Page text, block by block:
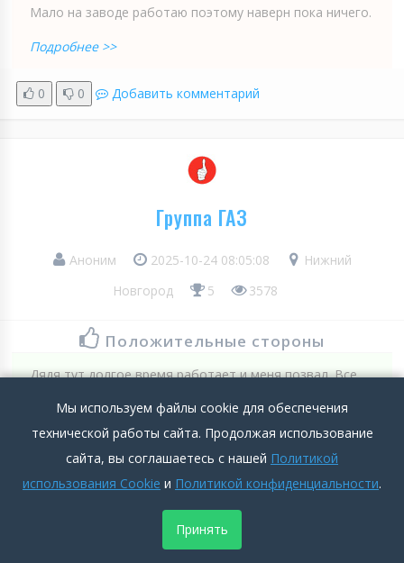
Мало на заводе работаю поэтому наверн пока ничего.
Подробнее >>
0 0 Добавить комментарий
Группа ГАЗ
Аноним 2025-10-24 08:05:08
Нижний
Новгород
5 3578
Положительные стороны
Дядя тут долгое время работает и меня позвал. Все
медосмотры бесплатные при трудоустройстве да и так
вобще. А то сча как глянешь сколько за анализы дерут.
Бытовые условия норм. Раздевалка удобная и комната
отдыха, горячий душ.
Отрицательные стороны
Мы используем файлы cookie для обеспечения
технической работы сайта. Продолжая использование
сайта, вы соглашаетесь с нашей Политикой
использования Cookie и Политикой конфиденциальности.
Принять